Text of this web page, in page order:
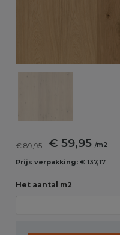
€ 89,95 € 59,95/m2
Prijs verpakking: € 137,17
Het aantal m2